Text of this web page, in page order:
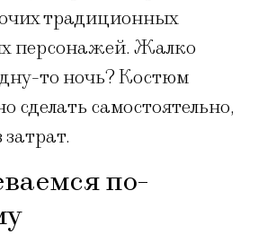
традиционных
персонажей. Жалко
то ночь? Костюм
сделать самостоятельно,
по-